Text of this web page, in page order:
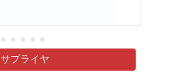
サプライヤ